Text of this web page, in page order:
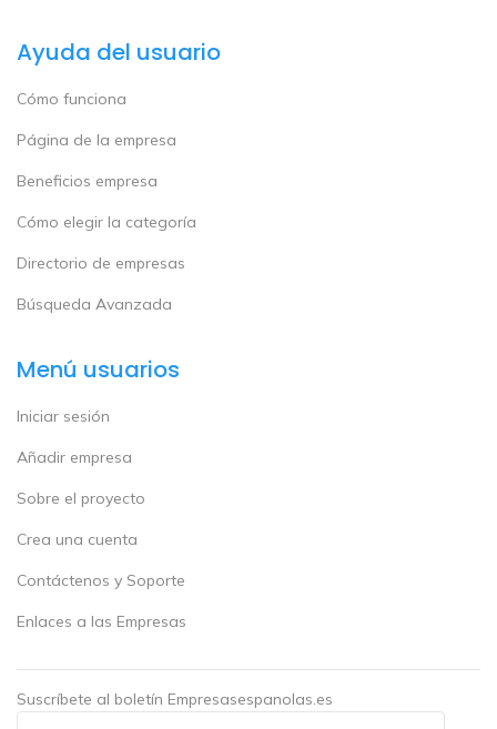
Ayuda del usuario
Cómo funciona
Página de la empresa
Beneficios empresa
Cómo elegir la categoría
Directorio de empresas
Búsqueda Avanzada
Menú usuarios
Iniciar sesión
Añadir empresa
Sobre el proyecto
Crea una cuenta
Contáctenos y Soporte
Enlaces a las Empresas
Suscríbete al boletín Empresasespanolas.es